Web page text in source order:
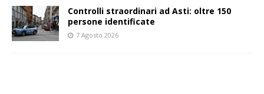
Controlli straordinari ad Asti: oltre 150
persone identificate
7 Agosto 2026